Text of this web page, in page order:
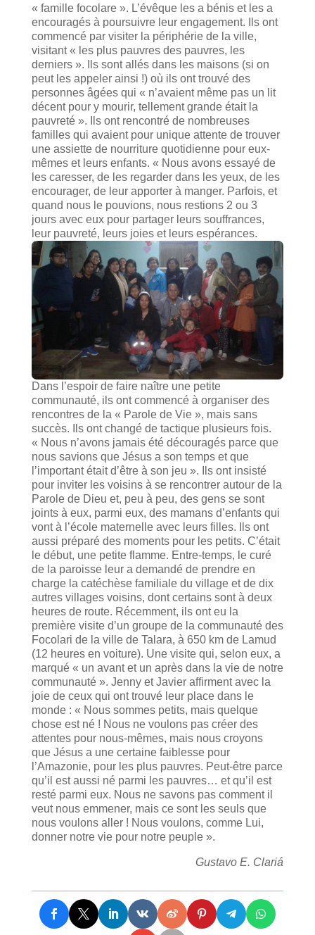
« famille focolare ». L’évêque les a bénis et les a
encouragés à poursuivre leur engagement. Ils ont
commencé par visiter la périphérie de la ville,
visitant « les plus pauvres des pauvres, les
derniers ». Ils sont allés dans les maisons (si on
peut les appeler ainsi !) où ils ont trouvé des
personnes âgées qui « n’avaient même pas un lit
décent pour y mourir, tellement grande était la
pauvreté ». Ils ont rencontré de nombreuses
familles qui avaient pour unique attente de trouver
une assiette de nourriture quotidienne pour eux-
mêmes et leurs enfants. « Nous avons essayé de
les caresser, de les regarder dans les yeux, de les
encourager, de leur apporter à manger. Parfois, et
quand nous le pouvions, nous restions 2 ou 3
jours avec eux pour partager leurs souffrances,
leur pauvreté, leurs joies et leurs espérances.
Dans l’espoir de faire naître une petite
communauté, ils ont commencé à organiser des
rencontres de la « Parole de Vie », mais sans
succès. Ils ont changé de tactique plusieurs fois.
« Nous n’avons jamais été découragés parce que
nous savions que Jésus a son temps et que
l’important était d’être à son jeu ». Ils ont insisté
pour inviter les voisins à se rencontrer autour de la
Parole de Dieu et, peu à peu, des gens se sont
joints à eux, parmi eux, des mamans d’enfants qui
vont à l’école maternelle avec leurs filles. Ils ont
aussi préparé des moments pour les petits. C’était
le début, une petite flamme. Entre-temps, le curé
de la paroisse leur a demandé de prendre en
charge la catéchèse familiale du village et de dix
autres villages voisins, dont certains sont à deux
heures de route. Récemment, ils ont eu la
première visite d’un groupe de la communauté des
Focolari de la ville de Talara, à 650 km de Lamud
(12 heures en voiture). Une visite qui, selon eux, a
marqué « un avant et un après dans la vie de notre
communauté ». Jenny et Javier affirment avec la
joie de ceux qui ont trouvé leur place dans le
monde : « Nous sommes petits, mais quelque
chose est né ! Nous ne voulons pas créer des
attentes pour nous-mêmes, mais nous croyons
que Jésus a une certaine faiblesse pour
l’Amazonie, pour les plus pauvres. Peut-être parce
qu’il est aussi né parmi les pauvres… et qu’il est
resté parmi eux. Nous ne savons pas comment il
veut nous emmener, mais ce sont les seuls que
nous voulons aller ! Nous voulons, comme Lui,
donner notre vie pour notre peuple ».
Gustavo E. Clariá